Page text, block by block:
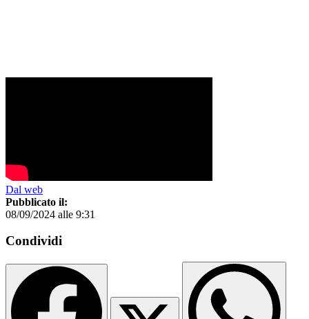
Dal web
Pubblicato il:
08/09/2024 alle 9:31
Condividi